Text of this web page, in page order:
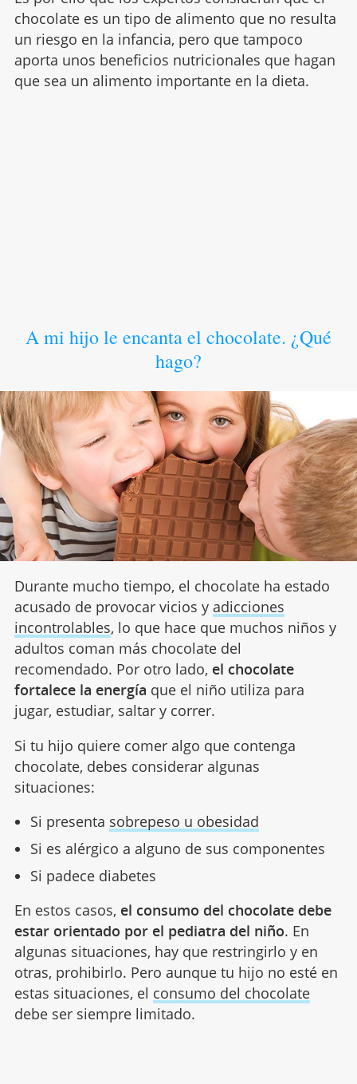
chocolate es un tipo de alimento que no resulta
un riesgo en la infancia, pero que tampoco
aporta unos beneficios nutricionales que hagan
que sea un alimento importante en la dieta.
A mi hijo le encanta el chocolate. ¿Qué
hago?
Durante mucho tiempo, el chocolate ha estado
acusado de provocar vicios y adicciones
incontrolables, lo que hace que muchos niños y
adultos coman más chocolate del
recomendado. Por otro lado, el chocolate
fortalece la energía que el niño utiliza para
jugar, estudiar, saltar y correr.
Si tu hijo quiere comer algo que contenga
chocolate, debes considerar algunas
situaciones:
Si presenta sobrepeso u obesidad
Si es alérgico a alguno de sus componentes
Si padece diabetes
En estos casos, el consumo del chocolate debe
estar orientado por el pediatra del niño. En
algunas situaciones, hay que restringirlo y en
otras, prohibirlo. Pero aunque tu hijo no esté en
estas situaciones, el consumo del chocolate
debe ser siempre limitado.